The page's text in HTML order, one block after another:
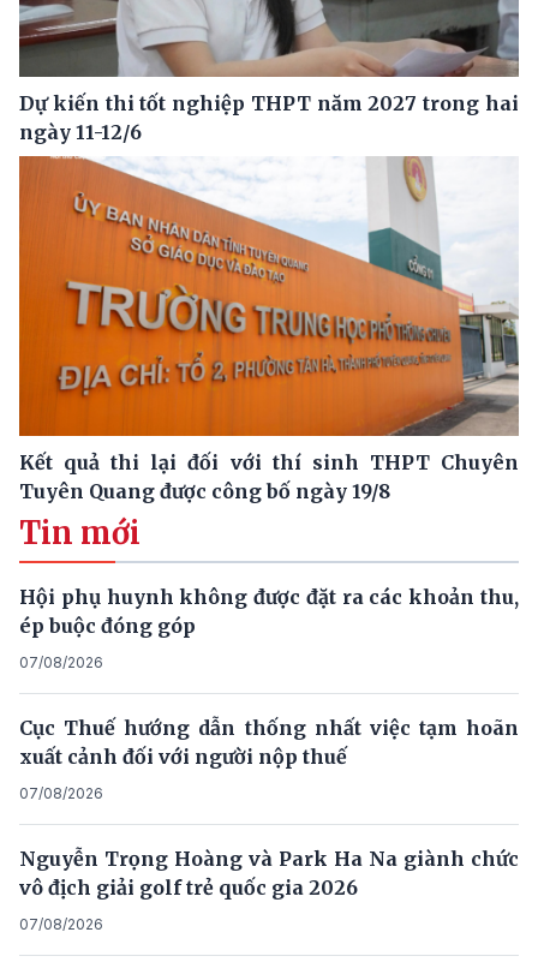
Dự kiến thi tốt nghiệp THPT năm 2027 trong hai
ngày 11-12/6
Kết quả thi lại đối với thí sinh THPT Chuyên
Tuyên Quang được công bố ngày 19/8
Tin mới
Hội phụ huynh không được đặt ra các khoản thu,
ép buộc đóng góp
07/08/2026
Cục Thuế hướng dẫn thống nhất việc tạm hoãn
xuất cảnh đối với người nộp thuế
07/08/2026
Nguyễn Trọng Hoàng và Park Ha Na giành chức
vô địch giải golf trẻ quốc gia 2026
07/08/2026